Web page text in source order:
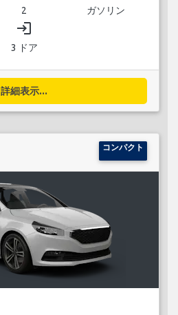
2 ガソリン
login
3 ドア
詳細表示...
コンパクト